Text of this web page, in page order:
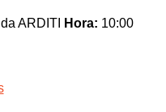
ARDITI Hora: 10:00